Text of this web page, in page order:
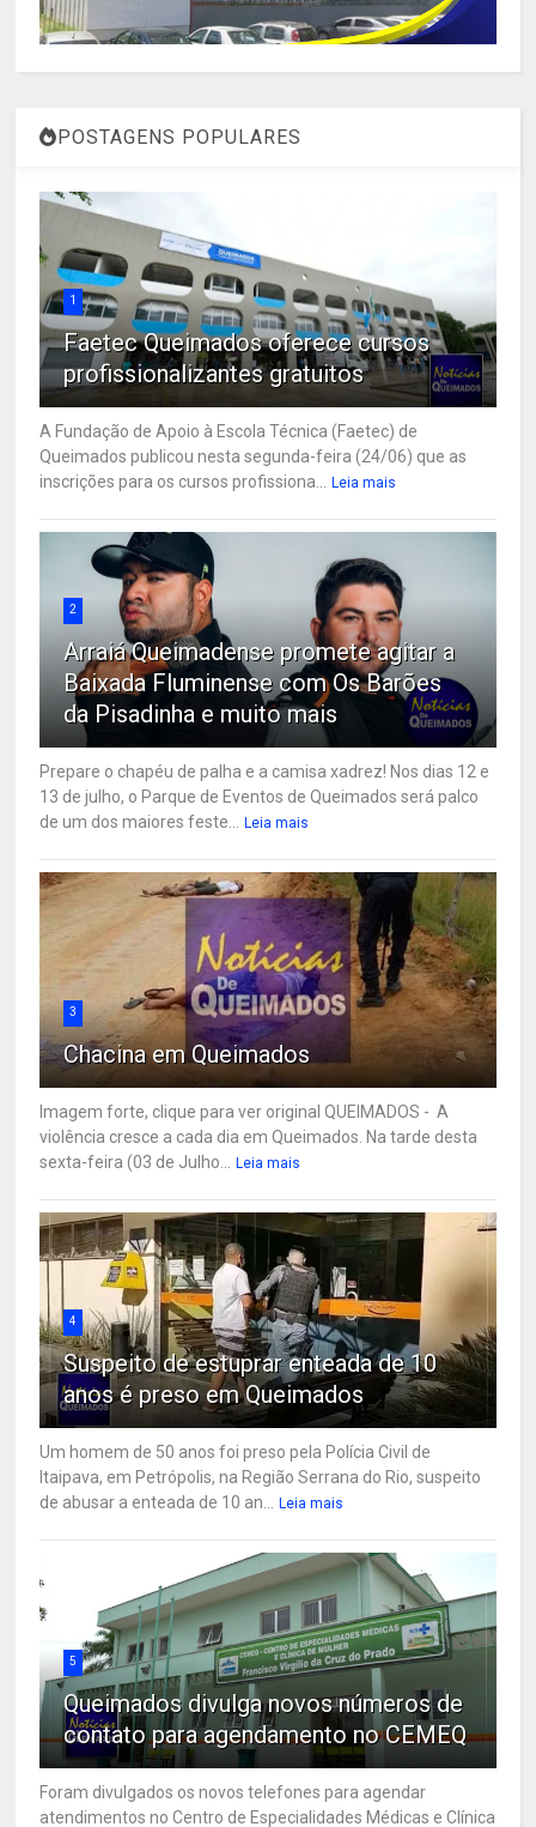
POSTAGENS POPULARES
1
Faetec Queimados oferece cursos
profissionalizantes gratuitos
A Fundação de Apoio à Escola Técnica (Faetec) de
Queimados publicou nesta segunda-feira (24/06) que as
inscrições para os cursos profissiona...
Leia mais
2
Arraiá Queimadense promete agitar a
Baixada Fluminense com Os Barões
da Pisadinha e muito mais
Prepare o chapéu de palha e a camisa xadrez! Nos dias 12 e
13 de julho, o Parque de Eventos de Queimados será palco
de um dos maiores feste...
Leia mais
3
Chacina em Queimados
Imagem forte, clique para ver original QUEIMADOS - A
violência cresce a cada dia em Queimados. Na tarde desta
sexta-feira (03 de Julho...
Leia mais
4
Suspeito de estuprar enteada de 10
anos é preso em Queimados
Um homem de 50 anos foi preso pela Polícia Civil de
Itaipava, em Petrópolis, na Região Serrana do Rio, suspeito
de abusar a enteada de 10 an...
Leia mais
5
Queimados divulga novos números de
contato para agendamento no CEMEQ
Foram divulgados os novos telefones para agendar
atendimentos no Centro de Especialidades Médicas e Clínica